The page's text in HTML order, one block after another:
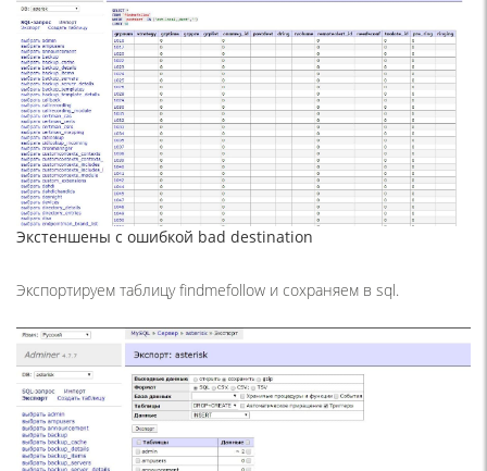
Экстеншены с ошибкой bad destination
Экспортируем таблицу findmefollow и сохраняем в sql.